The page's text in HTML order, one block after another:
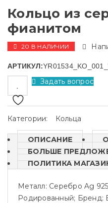
Кольцо из
фианитом
20 В НАЛИЧИИ
АРТИКУЛ:
Задать вопрос
Категории: Кольца
ОПИСАНИЕ
БОЛЬШЕ
ПОЛИТИКА
Металл: Серебро Ag
Родированный; Бренд: